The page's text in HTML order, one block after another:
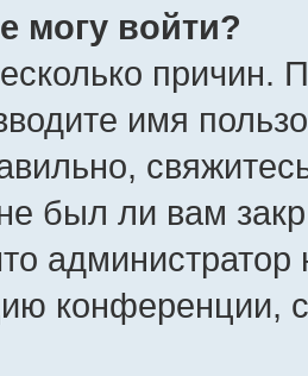
могу войти?
причин.
имя
был ли вам
администратор
конференции,